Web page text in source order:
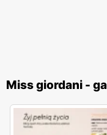
Miss giordani -